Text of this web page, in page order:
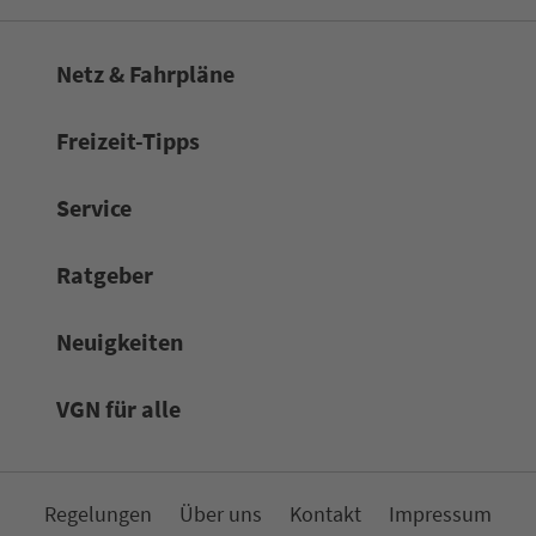
Netz & Fahrpläne
Frei­zeit-Tipps
Service
Rat­ge­ber
Neuigkeiten
VGN für alle
Re­ge­lungen Über uns Kon­takt Impressum